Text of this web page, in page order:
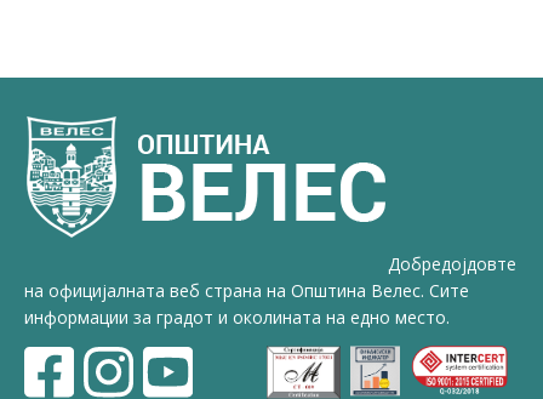
Добредојдовте
на официјалната веб страна на Општина Велес. Сите
информации за градот и околината на едно место.